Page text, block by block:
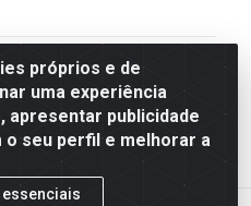
próprios e de
uma experiência
apresentar publicidade
seu perfil e melhorar a
essenciais
Queiroz Comercio e
10 Lotes 39 e, 41 - Setor
DF - CEP 72.135-100 -
0001-80